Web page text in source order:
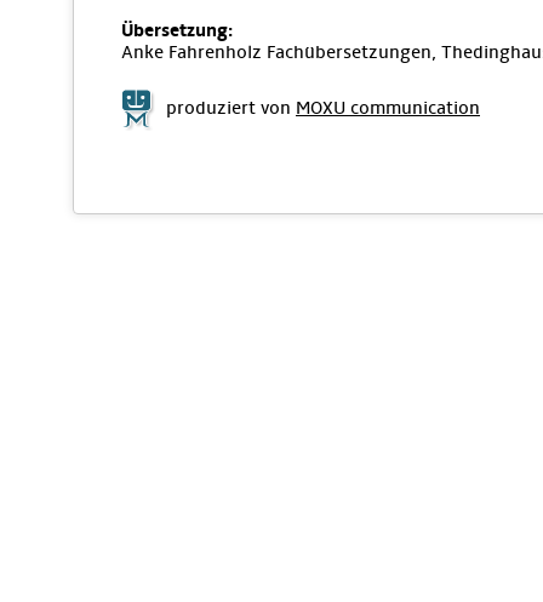
Übersetzung:
Anke Fahrenholz Fachübersetzungen,
produziert von MOXU communication